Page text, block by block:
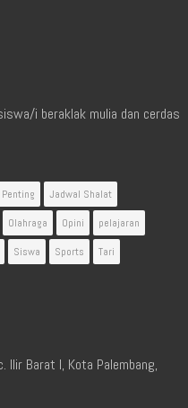
i beraklak mulia dan cerdas
Jadwal Shalat
Olahraga Opini
pelajaran
Siswa Sports
Tari
Ilir Barat I, Kota Palembang,